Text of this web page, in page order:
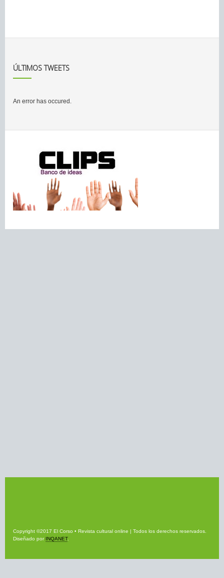
ÚLTIMOS TWEETS
An error has occured.
Copyright ©2017 El Corso • Revista cultural online | Todos los derechos reservados.
Diseñado por INQANET.